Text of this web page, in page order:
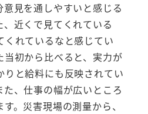
見を通しやすいと感じる
近くで見てくれている
くれているなと感じてい
当初から比べると、実力が
りと給料にも反映されてい
た、仕事の幅が広いところ
。災害現場の測量から、